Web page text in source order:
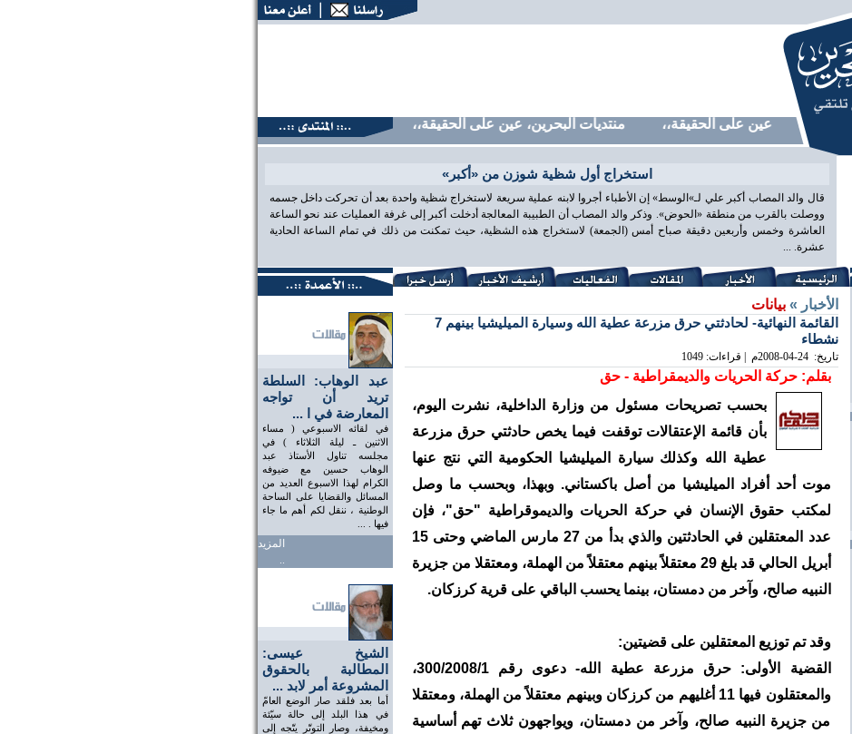
البحرين، عين على الحقيقة،، منتديات البحرين، عين على الحقيقة،، منتديات البحرين، عين على الحقيقة،، منتديات البحرين، عين على
استخراج أول شظية شوزن من «أكبر»
قال والد المصاب أكبر علي لـ»الوسط» إن الأطباء أجروا لابنه عملية سريعة لاستخراج شظية واحدة بعد أن تحركت داخل جسمه
ووصلت بالقرب من منطقة «الحوض». وذكر والد المصاب أن الطبيبة المعالجة أدخلت أكبر إلى غرفة العمليات عند نحو الساعة
العاشرة وخمس وأربعين دقيقة صباح أمس (الجمعة) لاستخراج هذه الشظية، حيث تمكنت من ذلك في تمام الساعة الحادية
عشرة. ...
عبد الوهاب: السلطة
تريد أن تواجه
المعارضة في ا ...
في لقائه الاسبوعي ( مساء
الاثنين ـ ليلة الثلاثاء ) في
مجلسه تناول الأستاذ عبد
الوهاب حسين مع ضيوفه
الكرام لهذا الاسبوع العديد من
المسائل والقضايا على الساحة
الوطنية ، ننقل لكم أهم ما جاء
فيها . ...
المزيد
..
الشيخ عيسى:
المطالبة بالحقوق
المشروعة أمر لابد ...
أما بعد فلقد صار الوضع العامّ
في هذا البلد إلى حالة سيّئة
ومخيفة، وصار التوتّر يتّجه إلى
الأخبار »بيانات
القائمة النهائية- لحادثتي حرق مزرعة عطية الله وسيارة الميليشيا بينهم 7
نشطاء
تاريخ: 2008-04-24م | قراءات: 1049
بقلم: حركة الحريات والديمقراطية - حق
بحسب تصريحات مسئول من وزارة الداخلية، نشرت اليوم،
بأن قائمة الإعتقالات توقفت فيما يخص حادثتي حرق مزرعة
عطية الله وكذلك سيارة الميليشيا الحكومية التي نتج عنها
موت أحد أفراد الميليشيا من أصل باكستاني. وبهذا، وبحسب ما وصل
لمكتب حقوق الإنسان في حركة الحريات والديموقراطية "حق"، فإن
عدد المعتقلين في الحادثتين والذي بدأ من 27 مارس الماضي وحتى 15
أبريل الحالي قد بلغ 29 معتقلاً بينهم معتقلاً من الهملة، ومعتقلا من جزيرة
النبيه صالح، وآخر من دمستان، بينما يحسب الباقي على قرية كرزكان.
وقد تم توزيع المعتقلين على قضيتين:
القضية الأولى: حرق مزرعة عطية الله- دعوى رقم 300/2008/1،
والمعتقلون فيها 11 أغليهم من كرزكان وبينهم معتقلاً من الهملة، ومعتقلا
من جزيرة النبيه صالح، وآخر من دمستان، ويواجهون ثلاث تهم أساسية